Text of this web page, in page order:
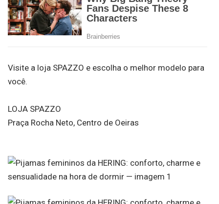
Visite a loja SPAZZO e escolha o melhor modelo para
você.
LOJA SPAZZO
Praça Rocha Neto, Centro de Oeiras